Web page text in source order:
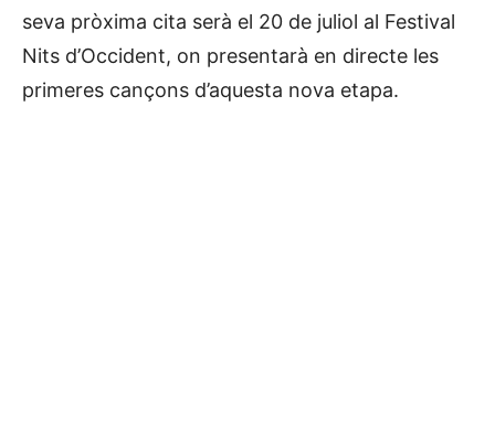
seva pròxima cita serà el 20 de juliol al Festival
Nits d’Occident, on presentarà en directe les
primeres cançons d’aquesta nova etapa.